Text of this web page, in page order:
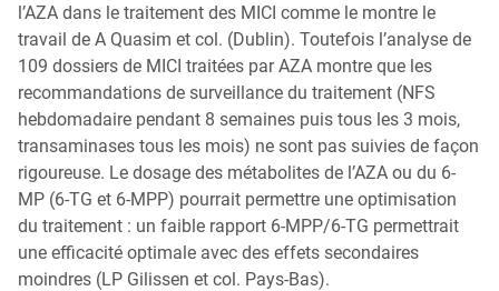
l’AZA dans le traitement des MICI comme le montre le
travail de A Quasim et col. (Dublin). Toutefois l’analyse de
109 dossiers de MICI traitées par AZA montre que les
recommandations de surveillance du traitement (NFS
hebdomadaire pendant 8 semaines puis tous les 3 mois,
transaminases tous les mois) ne sont pas suivies de façon
rigoureuse. Le dosage des métabolites de l’AZA ou du 6-
MP (6-TG et 6-MPP) pourrait permettre une optimisation
du traitement : un faible rapport 6-MPP/6-TG permettrait
une efficacité optimale avec des effets secondaires
moindres (LP Gilissen et col. Pays-Bas).